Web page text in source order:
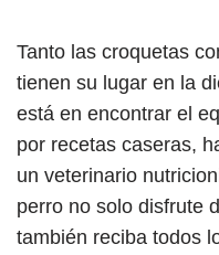
Tanto las croquetas
tienen su lugar en la
está en encontrar el
por recetas caseras,
un veterinario
perro no solo disfrute
también reciba todos